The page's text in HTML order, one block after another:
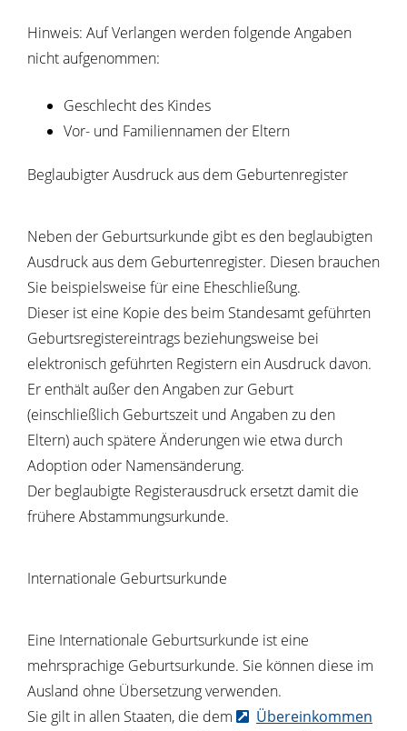
Hinweis: Auf Verlangen werden folgende Angaben
nicht aufgenommen:
Geschlecht des Kindes
Vor- und Familiennamen der Eltern
Beglaubigter Ausdruck aus dem Geburtenregister
Neben der Geburtsurkunde gibt es den beglaubigten
Ausdruck aus dem Geburtenregister. Diesen brauchen
Sie beispielsweise für eine Eheschließung.
Dieser ist eine Kopie des beim Standesamt geführten
Geburtsregistereintrags beziehungsweise bei
elektronisch geführten Registern ein Ausdruck davon.
Er enthält außer den Angaben zur Geburt
(einschließlich Geburtszeit und Angaben zu den
Eltern) auch spätere Änderungen wie etwa durch
Adoption oder Namensänderung.
Der beglaubigte Registerausdruck ersetzt damit die
frühere Abstammungsurkunde.
Internationale Geburtsurkunde
Eine Internationale Geburtsurkunde ist eine
mehrsprachige Geburtsurkunde. Sie können diese im
Ausland ohne Übersetzung verwenden.
Sie gilt in allen Staaten, die dem
Übereinkommen